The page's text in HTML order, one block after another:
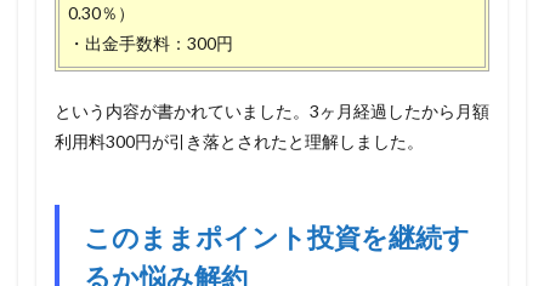
0.30％）
・出金手数料：300円
という内容が書かれていました。3ヶ月経過したから月額
利用料300円が引き落とされたと理解しました。
このままポイント投資を継続す
るか悩み解約